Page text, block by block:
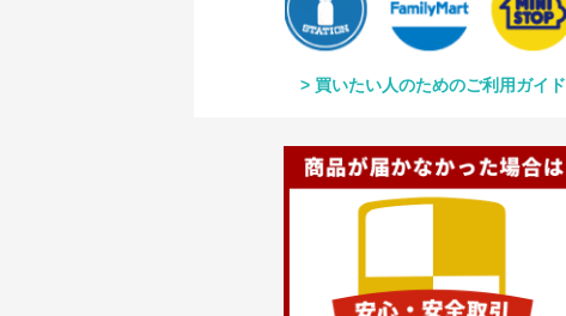
買いたい人のためのご利用ガイド